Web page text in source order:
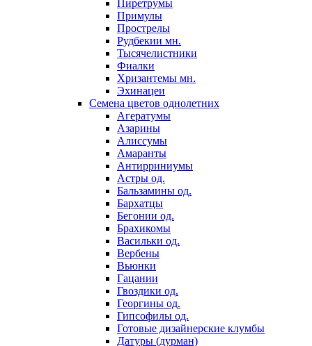
Пиретрумы
Примулы
Прострелы
Рудбекии мн.
Тысячелистники
Фиалки
Хризантемы мн.
Эхинацеи
Семена цветов однолетних
Агератумы
Азарины
Алиссумы
Амаранты
Антирриниумы
Астры од.
Бальзамины од.
Бархатцы
Бегонии од.
Брахикомы
Васильки од.
Вербены
Вьюнки
Гацании
Гвоздики од.
Георгины од.
Гипсофилы од.
Готовые дизайнерские клумбы
Датуры (дурман)